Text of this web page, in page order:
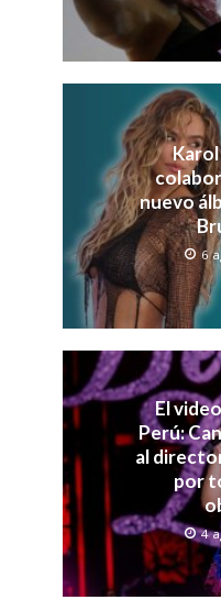
Karol
nuevo
6
El
Perú:
al
por
4